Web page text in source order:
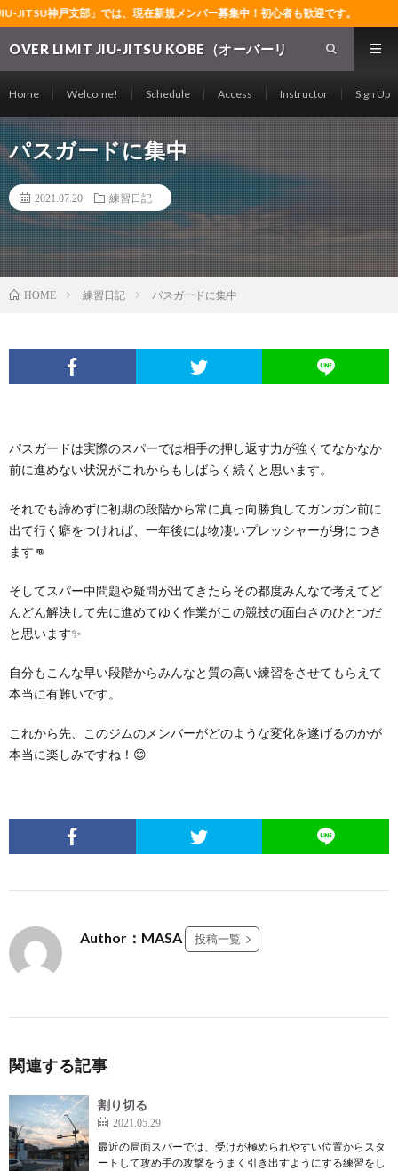
戸支部」では、現在新規メンバー募集中！初心者も歓迎です。
OVER LIMIT JIU-JITSU KOBE（オーバーリ
ラップリング・レスリング・ブラジリアン柔術
の常設道場～
Home Welcome! Schedule Access Instructor Sign Up
パスガードに集中
2021.07.20 練習日記
HOME 練習日記 パスガードに集中
パスガードは実際のスパーでは相手の押し返す力が強くてなかなか
前に進めない状況がこれからもしばらく続くと思います。
それでも諦めずに初期の段階から常に真っ向勝負してガンガン前に
出て行く癖をつければ、一年後には物凄いプレッシャーが身につき
ます👊
そしてスパー中問題や疑問が出てきたらその都度みんなで考えてど
んどん解決して先に進めてゆく作業がこの競技の面白さのひとつだ
と思います✨
自分もこんな早い段階からみんなと質の高い練習をさせてもらえて
本当に有難いです。
これから先、このジムのメンバーがどのような変化を遂げるのかが
本当に楽しみですね！😊
Author：MASA 投稿一覧
関連する記事
割り切る
2021.05.29
最近の局面スパーでは、受けが極められやすい位置からスタ
ートして攻め手の攻撃をうまく引き出すようにする練習をし